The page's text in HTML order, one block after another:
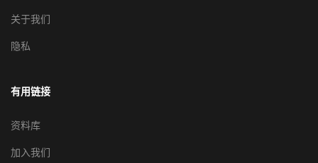
关于我们
隐私
有用链接
资料库
加入我们